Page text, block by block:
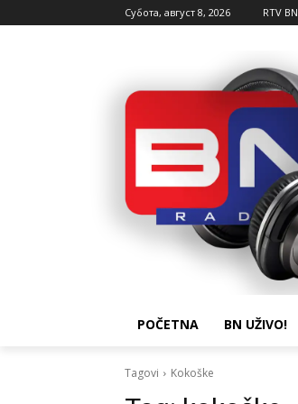
Субота, август 8, 2026 RTV BN
POČETNA BN UŽIVO!
Tagovi Kokoške